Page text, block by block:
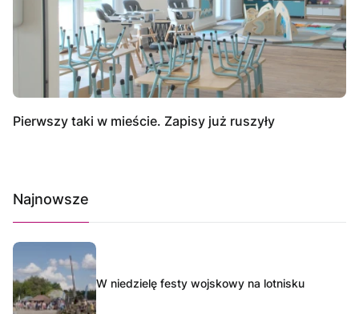
Pierwszy taki w mieście. Zapisy już ruszyły
Najnowsze
W niedzielę festy wojskowy na lotnisku